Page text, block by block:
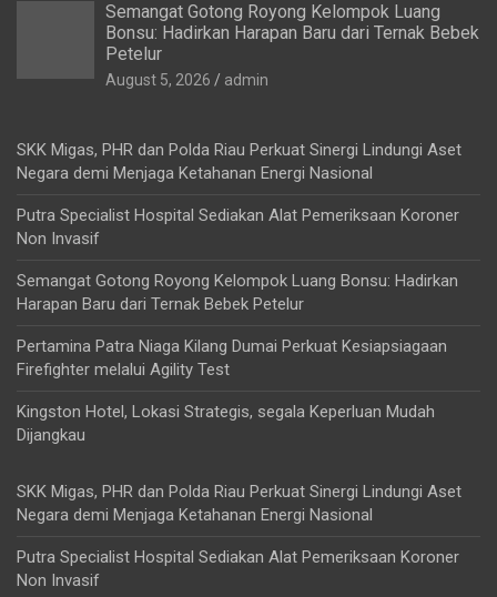
Semangat Gotong Royong Kelompok Luang
Bonsu: Hadirkan Harapan Baru dari Ternak Bebek
Petelur
August 5, 2026 admin
SKK Migas, PHR dan Polda Riau Perkuat Sinergi Lindungi Aset
Negara demi Menjaga Ketahanan Energi Nasional
Putra Specialist Hospital Sediakan Alat Pemeriksaan Koroner
Non Invasif
Semangat Gotong Royong Kelompok Luang Bonsu: Hadirkan
Harapan Baru dari Ternak Bebek Petelur
Pertamina Patra Niaga Kilang Dumai Perkuat Kesiapsiagaan
Firefighter melalui Agility Test
Kingston Hotel, Lokasi Strategis, segala Keperluan Mudah
Dijangkau
SKK Migas, PHR dan Polda Riau Perkuat Sinergi Lindungi Aset
Negara demi Menjaga Ketahanan Energi Nasional
Putra Specialist Hospital Sediakan Alat Pemeriksaan Koroner
Non Invasif